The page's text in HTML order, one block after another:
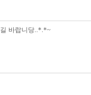
바랍니당..*.*~